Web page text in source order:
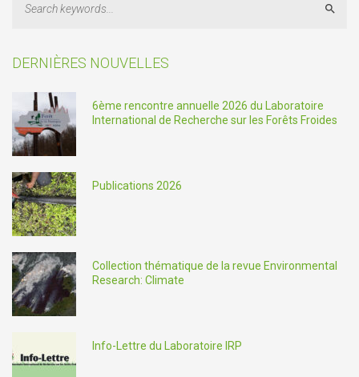
DERNIÈRES NOUVELLES
6ème rencontre annuelle 2026 du Laboratoire
International de Recherche sur les Forêts Froides
Publications 2026
Collection thématique de la revue Environmental
Research: Climate
Info-Lettre du Laboratoire IRP